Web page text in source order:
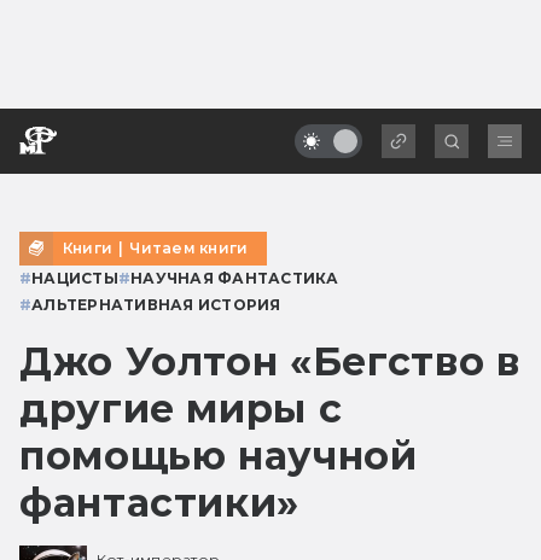
Книги | Читаем книги
#НАЦИСТЫ#НАУЧНАЯ ФАНТАСТИКА
#АЛЬТЕРНАТИВНАЯ ИСТОРИЯ
Джо Уолтон «Бегство в
другие миры с
помощью научной
фантастики»